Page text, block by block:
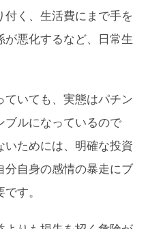
く、生活費にまで手を
悪化するなど、日常生
いても、実態はパチン
ブルになっているので
ためには、明確な投資
分自身の感情の暴走にブ
す。